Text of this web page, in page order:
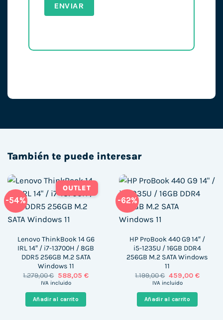
También te puede interesar
-54%
OUTLET
Lenovo ThinkBook 14 G6
IRL 14″ / i7-13700H / 8GB
DDR5 256GB M.2 SATA
Windows 11
1.279,00€ El
precio
era:
1.279,00 €.
588,05 €El
IVA incluido
Añadir al carrito
-62%
HP ProBook 440 G9 14″ /
i5-1235U / 16GB DDR4
256GB M.2 SATA Windows
11
1.199,00€ El
precio
era:
1.199,00 €.
459,00 €El
IVA incluido
Añadir al carrito